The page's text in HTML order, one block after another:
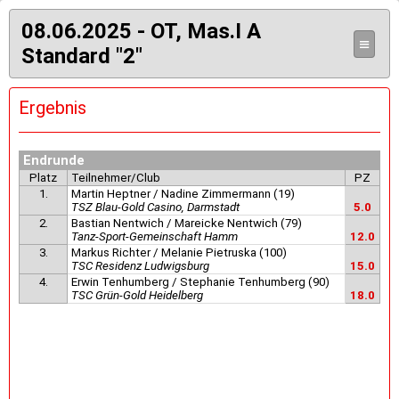
08.06.2025 - OT, Mas.I A
Standard "2"
≡
Ergebnis
Endrunde
Platz Teilnehmer/Club
PZ
1.
Martin Heptner / Nadine Zimmermann (19)
TSZ Blau-Gold Casino, Darmstadt
5.0
2.
Bastian Nentwich / Mareicke Nentwich (79)
Tanz-Sport-Gemeinschaft Hamm
12.0
3.
Markus Richter / Melanie Pietruska (100)
TSC Residenz Ludwigsburg
15.0
4.
Erwin Tenhumberg / Stephanie Tenhumberg (90)
TSC Grün-Gold Heidelberg
18.0